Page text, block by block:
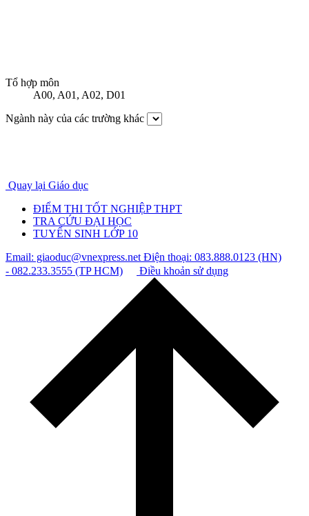
Tổ hợp môn
A00, A01, A02, D01
Ngành này của các trường khác
Quay lại Giáo dục
ĐIỂM THI TỐT NGHIỆP THPT
TRA CỨU ĐẠI HỌC
TUYỂN SINH LỚP 10
Email: giaoduc@vnexpress.netĐiện thoại: 083.888.0123 (HN)
- 082.233.3555 (TP HCM)
Điều khoản sử dụng